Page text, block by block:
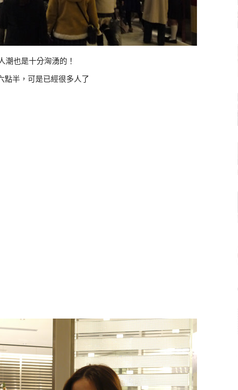
潮也是十分洶湧的！
點半，可是已經很多人了